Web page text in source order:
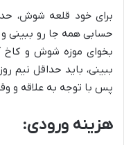
حسابی همه جا رو ببینی
بخوای موزه شوش و کاخ
ببینی، باید حداقل نیم
پس با توجه به علاقه و
هزینه ورودی: